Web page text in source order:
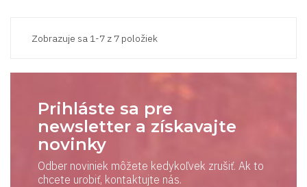
Zobrazuje sa 1-7 z 7 položiek
Prihláste sa pre
newsletter a získavajte
novinky
Odber noviniek môžete kedykoľvek zrušiť. Ak to
chcete urobiť, kontaktujte nás.